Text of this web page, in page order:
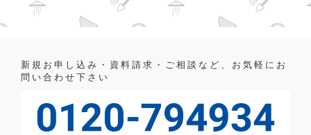
新規お申し込み・資料請求・ご相談など、お気軽にお
問い合わせ下さい